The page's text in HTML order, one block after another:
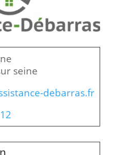
seine
debarras.fr